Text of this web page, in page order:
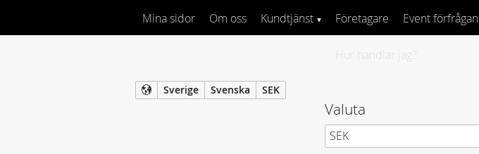
Sverige Svenska SEK
Valuta
Mina sidor Om oss Kundtjänst Företagare Event förfrågan
Hur handlar jag?